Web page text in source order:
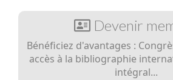
Devenir
Bénéficiez d'avantages :
accès à la bibliographie
intégral...